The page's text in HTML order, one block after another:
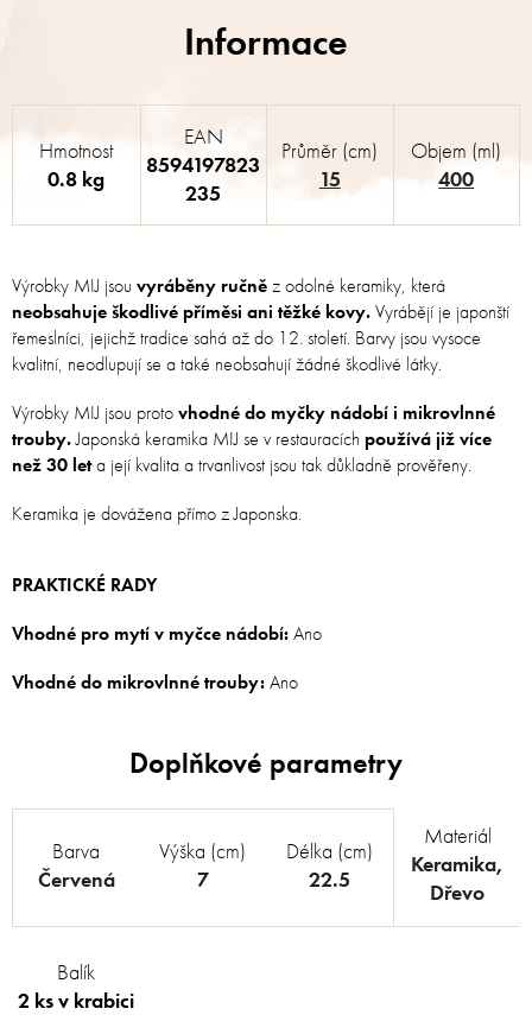
Výrobky MIJ jsou vyráběny ručněz odolné keramiky, která
neobsahuje škodlivé příměsi ani těžké kovy.Vyrábějí je japonští
řemeslníci, jejichž tradice sahá až do 12. století. Barvy jsou vysoce
kvalitní, neodlupují se a také neobsahují žádné škodlivé látky.
Výrobky MIJ jsou protovhodné do myčky nádobí i mikrovlnné
trouby.Japonská keramika MIJ se v restauracích používá již více
než 30 leta její kvalita a trvanlivost jsou tak důkladně prověřeny.
Keramika je dovážena přímo z Japonska.
PRAKTICKÉ RADY
Vhodné pro mytí v myčce nádobí:Ano
Vhodné do mikrovlnné trouby:Ano
Hmotnost
0.8 kg
EAN
8594197823
235
Průměr (cm)
15
Objem (ml)
400
Barva
Červená
Výška (cm)
7
Délka (cm)
22.5
Materiál
Keramika,
Dřevo
Balík
2 ks v krabici